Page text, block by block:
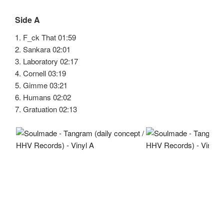
Side A
1. F_ck That 01:59
2. Sankara 02:01
3. Laboratory 02:17
4. Cornell 03:19
5. Gimme 03:21
6. Humans 02:02
7. Gratuation 02:13